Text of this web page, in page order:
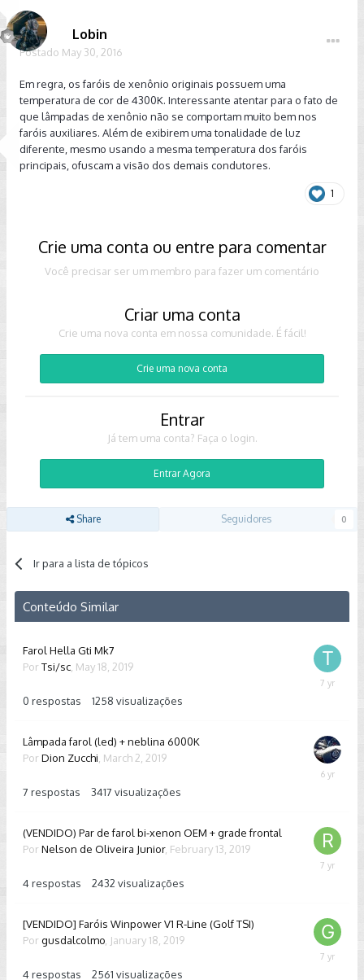
Lobin
Postado May 30, 2016
Em regra, os faróis de xenônio originais possuem uma
temperatura de cor de 4300K. Interessante atentar para o fato de
que lâmpadas de xenônio não se comportam muito bem nos
faróis auxiliares. Além de exibirem uma tonalidade de luz
diferente, mesmo usando a mesma temperatura dos faróis
principais, ofuscam a visão dos demais condutores.
1
Crie uma conta ou entre para comentar
Você precisar ser um membro para fazer um comentário
Criar uma conta
Crie uma nova conta em nossa comunidade. É fácil!
Crie uma nova conta
Entrar
Já tem uma conta? Faça o login.
Entrar Agora
Share Seguidores 0
Ir para a lista de tópicos
Conteúdo Similar
Farol Hella Gti Mk7
Por Tsi/sc May 18, 2019
0 respostas 1258 visualizações
May
Lâmpada farol (led) + neblina 6000K
Por Dion Zucchi March 2, 2019
7 respostas 3417 visualizações
February
(VENDIDO) Par de farol bi-xenon OEM + grade frontal
Por Nelson de Oliveira Junior, February 13, 2019
4 respostas 2432 visualizações
February
[VENDIDO] Faróis Winpower V1 R-Line (Golf TSI)
Por gusdalcolmo January 18, 2019
4 respostas 2561 visualizações
February